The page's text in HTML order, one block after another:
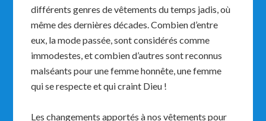
différents genres de vêtements du temps jadis, où
même des dernières décades. Combien d’entre
eux, la mode passée, sont considérés comme
immodestes, et combien d’autres sont reconnus
malséants pour une femme honnête, une femme
qui se respecte et qui craint Dieu !
Les changements apportés à nos vêtements pour